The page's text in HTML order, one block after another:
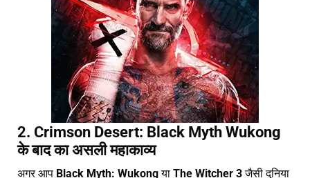
2. Crimson Desert: Black Myth Wukong
के बाद का असली महाकाव्य
अगर आप Black Myth: Wukongया The Witcher 3जैसी दुनिया